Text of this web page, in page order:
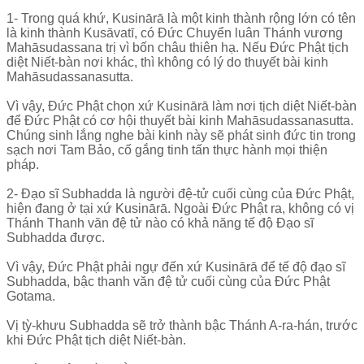
1- Trong quá khứ, Kusinārā là một kinh thành rộng lớn có tên
là kinh thành Kusāvatī, có Đức Chuyển luân Thánh vương
Mahāsudassana trị vì bốn châu thiên hạ. Nếu Đức Phật tịch
diệt Niết-bàn nơi khác, thì không có lý do thuyết bài kinh
Mahāsudassanasutta.
Vì vậy, Đức Phật chọn xứ Kusinārā làm nơi tịch diệt Niết-bàn
để Đức Phật có cơ hội thuyết bài kinh Mahāsudassanasutta.
Chúng sinh lắng nghe bài kinh này sẽ phát sinh đức tin trong
sạch nơi Tam Bảo, cố gắng tinh tấn thực hành mọi thiện
pháp.
2- Đạo sĩ Subhadda là người đệ-tử cuối cùng của Đức Phật,
hiện đang ở tại xứ Kusinārā. Ngoài Đức Phật ra, không có vị
Thánh Thanh văn đệ tử nào có khả năng tế độ Đạo sĩ
Subhadda được.
Vì vậy, Đức Phật phải ngự đến xứ Kusinārā để tế độ đạo sĩ
Subhadda, bậc thanh văn đệ tử cuối cùng của Đức Phật
Gotama.
Vị tỳ-khưu Subhadda sẽ trở thành bậc Thánh A-ra-hán, trước
khi Đức Phật tịch diệt Niết-bàn.